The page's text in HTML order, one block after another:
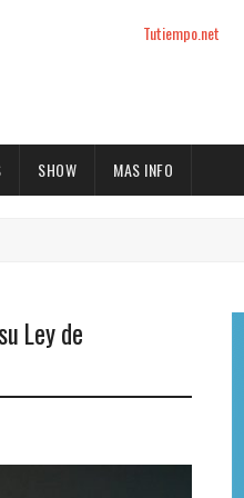
Tutiempo.net
SHOW MAS INFO
Ley de